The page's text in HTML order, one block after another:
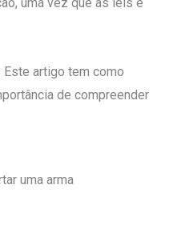
artigo tem como
de compreender
uma arma